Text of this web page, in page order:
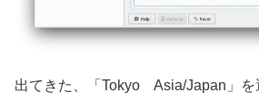
出てきた、「Tokyo Asia/Japan」を